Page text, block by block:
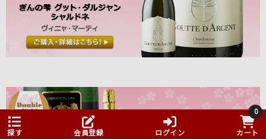
探す 会員登録 ログイン
0
カート